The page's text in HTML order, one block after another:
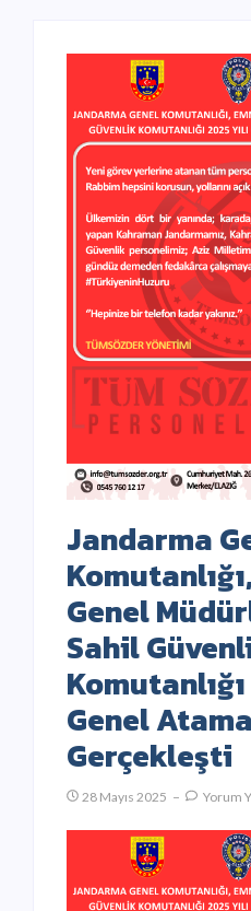
Jandarma
Genel
Sahil
Komutanlığı
Genel
Gerçekleşti
28 Mayıs 2025 Yorum